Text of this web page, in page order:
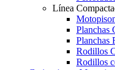
Línea
Planchas
Planchas
Rodillos
Rodillos